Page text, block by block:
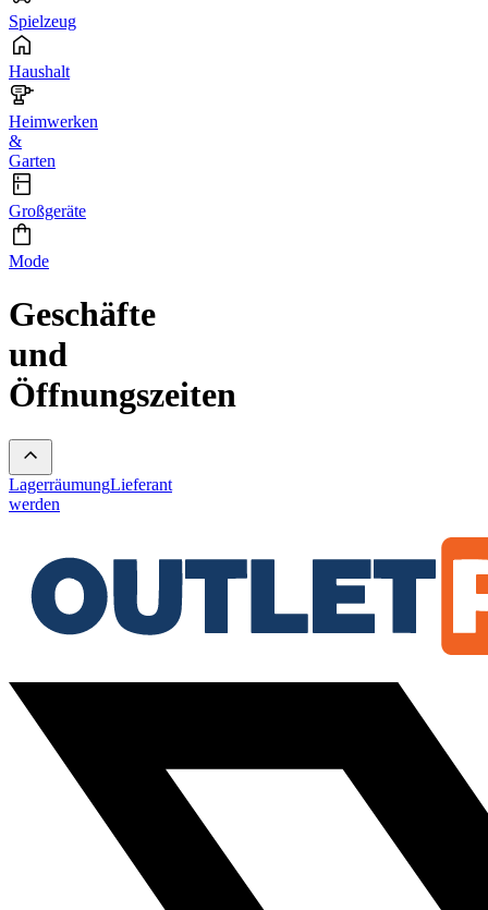
Spielzeug
Haushalt
Heimwerken
&
Garten
Großgeräte
Mode
Geschäfte
und
Öffnungszeiten
LagerräumungLieferant
werden